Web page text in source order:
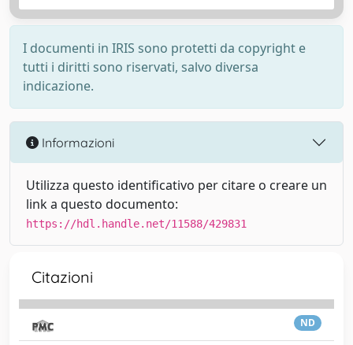
I documenti in IRIS sono protetti da copyright e
tutti i diritti sono riservati, salvo diversa
indicazione.
Informazioni
Utilizza questo identificativo per citare o creare un
link a questo documento:
https://hdl.handle.net/11588/429831
Citazioni
ND